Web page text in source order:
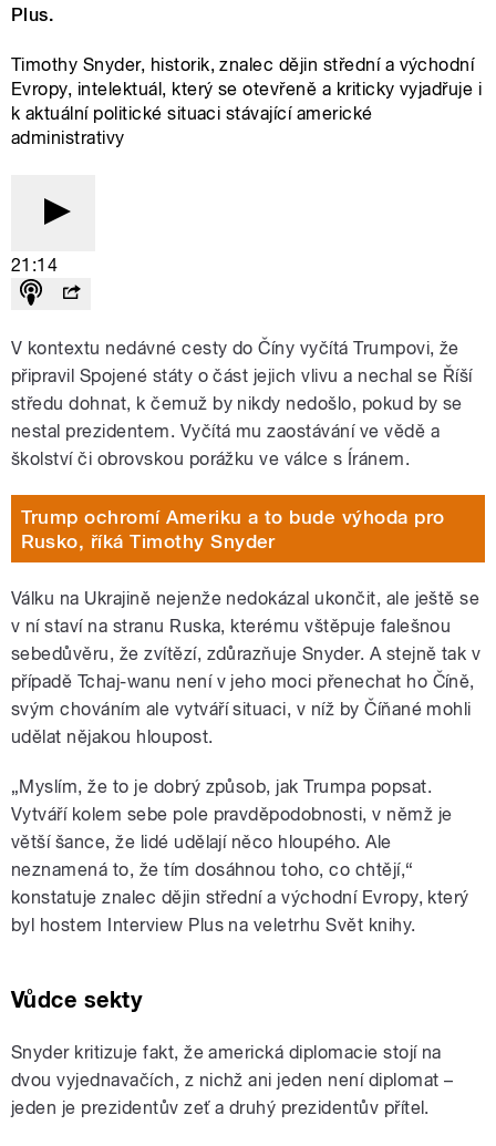
Plus.
Timothy Snyder, historik, znalec dějin střední a východní
Evropy, intelektuál, který se otevřeně a kriticky vyjadřuje i
k aktuální politické situaci stávající americké
administrativy
21:14
V kontextu nedávné cesty do Číny vyčítá Trumpovi, že
připravil Spojené státy o část jejich vlivu a nechal se Říší
středu dohnat, k čemuž by nikdy nedošlo, pokud by se
nestal prezidentem. Vyčítá mu zaostávání ve vědě a
školství či obrovskou porážku ve válce s Íránem.
Trump ochromí Ameriku a to bude výhoda pro
Rusko, říká Timothy Snyder
Válku na Ukrajině nejenže nedokázal ukončit, ale ještě se
v ní staví na stranu Ruska, kterému vštěpuje falešnou
sebedůvěru, že zvítězí, zdůrazňuje Snyder. A stejně tak v
případě Tchaj-wanu není v jeho moci přenechat ho Číně,
svým chováním ale vytváří situaci, v níž by Číňané mohli
udělat nějakou hloupost.
„Myslím, že to je dobrý způsob, jak Trumpa popsat.
Vytváří kolem sebe pole pravděpodobnosti, v němž je
větší šance, že lidé udělají něco hloupého. Ale
neznamená to, že tím dosáhnou toho, co chtějí,“
konstatuje znalec dějin střední a východní Evropy, který
byl hostem Interview Plus na veletrhu Svět knihy.
Vůdce sekty
Snyder kritizuje fakt, že americká diplomacie stojí na
dvou vyjednavačích, z nichž ani jeden není diplomat –
jeden je prezidentův zeť a druhý prezidentův přítel.